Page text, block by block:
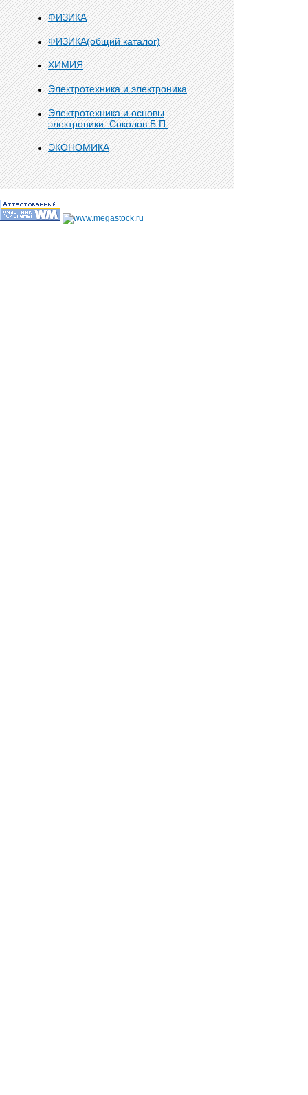
ФИЗИКА
ФИЗИКА(общий каталог)
ХИМИЯ
Электротехника и электроника
Электротехника и основы
электроники. Соколов Б.П.
ЭКОНОМИКА